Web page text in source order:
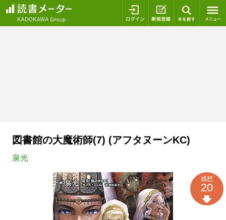
ログイン 新規登録
図書館の大魔術師(7) (アフタヌーンKC)
泉光
感想
20